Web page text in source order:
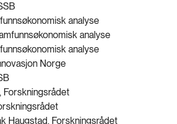
analyse
analyse
analyse
Norge
Forskningsrådet
Haugstad, Forskningsrådet